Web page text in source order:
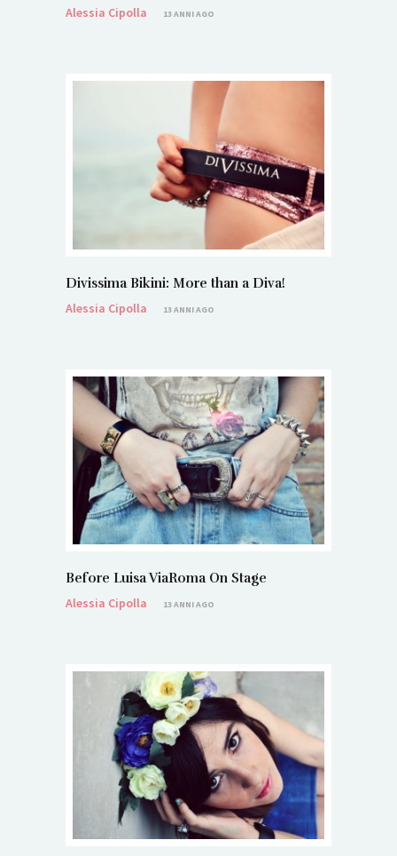
Alessia Cipolla
13 ANNI AGO
Divissima Bikini: More than a Diva!
Alessia Cipolla
13 ANNI AGO
Before Luisa ViaRoma On Stage
Alessia Cipolla
13 ANNI AGO